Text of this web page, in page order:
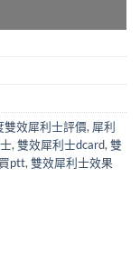
雙效犀利士評價, 犀利
, 雙效犀利士dcard, 雙
ptt, 雙效犀利士效果